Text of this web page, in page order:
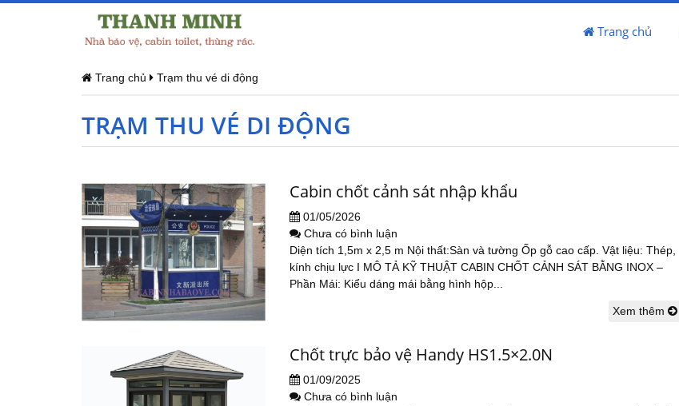
Trang chủ
Trang chủ Trạm thu vé di động
TRẠM THU VÉ DI ĐỘNG
Cabin chốt cảnh sát nhập khẩu
01/05/2026
Chưa có bình luận
Diện tích 1,5m x 2,5 m Nội thất:Sàn và tường Ốp gỗ cao cấp. Vật liệu: Thép,
kính chịu lực I MÔ TẢ KỸ THUẬT CABIN CHỐT CẢNH SÁT BẰNG INOX –
Phần Mái: Kiểu dáng mái bằng hình hộp...
Xem thêm
Chốt trực bảo vệ Handy HS1.5×2.0N
01/09/2025
Chưa có bình luận